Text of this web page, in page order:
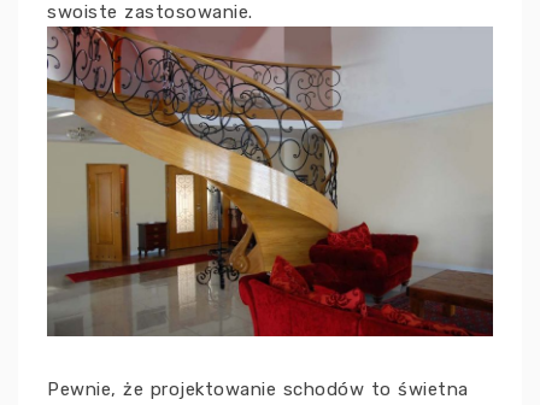
swoiste zastosowanie.
Pewnie, że projektowanie schodów to świetna